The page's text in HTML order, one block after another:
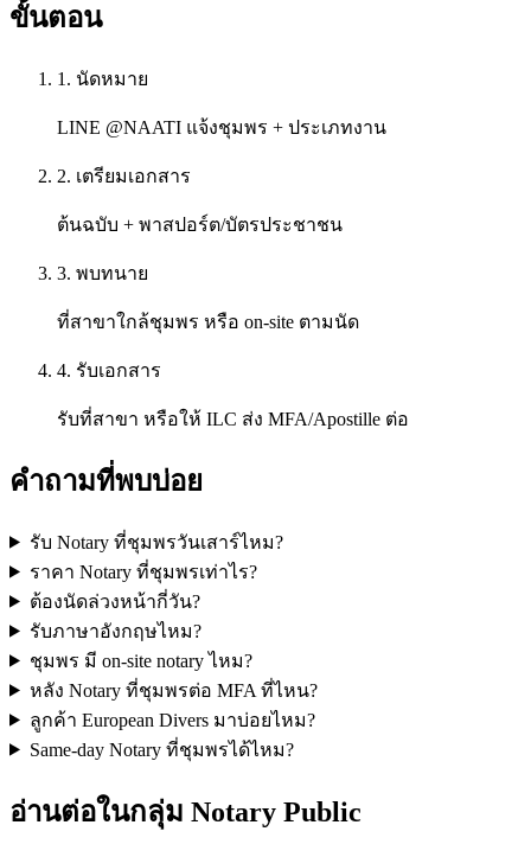
ขั้นตอน
1. นัดหมาย
LINE @NAATI แจ้งชุมพร + ประเภทงาน
2. เตรียมเอกสาร
ต้นฉบับ + พาสปอร์ต/บัตรประชาชน
3. พบทนาย
ที่สาขาใกล้ชุมพร หรือ on-site ตามนัด
4. รับเอกสาร
รับที่สาขา หรือให้ ILC ส่ง MFA/Apostille ต่อ
คำถามที่พบบ่อย
รับ Notary ที่ชุมพรวันเสาร์ไหม?
ราคา Notary ที่ชุมพรเท่าไร?
ต้องนัดล่วงหน้ากี่วัน?
รับภาษาอังกฤษไหม?
ชุมพร มี on-site notary ไหม?
หลัง Notary ที่ชุมพรต่อ MFA ที่ไหน?
ลูกค้า European Divers มาบ่อยไหม?
Same-day Notary ที่ชุมพรได้ไหม?
อ่านต่อในกลุ่ม Notary Public